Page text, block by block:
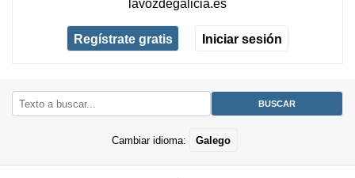
lavozdegalicia.es
Regístrate gratis Iniciar sesión
Cambiar idioma: Galego